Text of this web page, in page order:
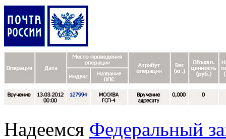
Надеемся Федеральный